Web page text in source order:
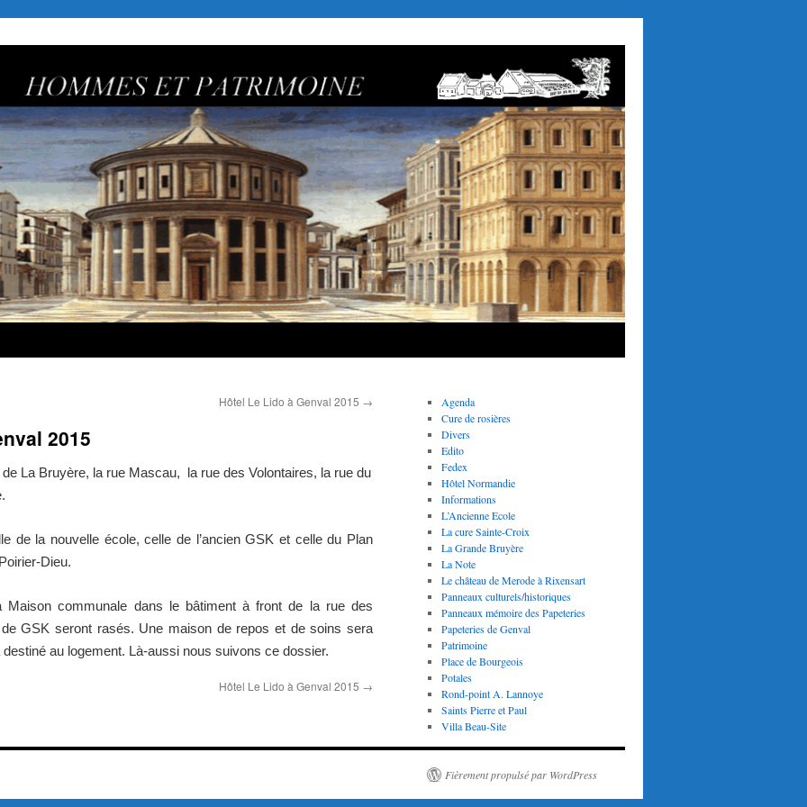
Hôtel Le Lido à Genval 2015 →
2015
La Bruyère, la rue Mascau, la rue des Volontaires, la rue du
de la nouvelle école, celle de l’ancien GSK et celle du Plan
Dieu.
Maison communale dans le bâtiment à front de la rue des
GSK seront rasés. Une maison de repos et de soins sera
au logement. Là-aussi nous suivons ce dossier.
Hôtel Le Lido à Genval 2015 →
Agenda
Cure de rosières
Divers
Edito
Fedex
Hôtel Normandie
Informations
L’Ancienne Ecole
La cure Sainte-Croix
La Grande Bruyère
La Note
Le château de Merode à Rixensart
Panneaux culturels/historiques
Panneaux mémoire des Papeteries
Papeteries de Genval
Patrimoine
Place de Bourgeois
Potales
Rond-point A. Lannoye
Saints Pierre et Paul
Villa Beau-Site
Fièrement propulsé par WordPress